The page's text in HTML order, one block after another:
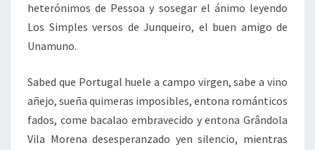
heterónimos de Pessoa y sosegar el ánimo leyendo
Los Simples versos de Junqueiro, el buen amigo de
Unamuno.
Sabed que Portugal huele a campo virgen, sabe a vino
añejo, sueña quimeras imposibles, entona románticos
fados, come bacalao embravecido y entona Grândola
Vila Morena desesperanzado yen silencio, mientras